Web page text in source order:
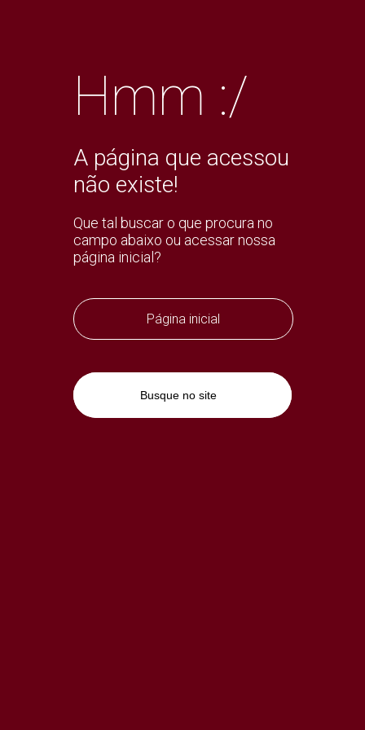
Hmm :/
A página que acessou
não existe!
Que tal buscar o que procura no
campo abaixo ou acessar nossa
página inicial?
Página inicial